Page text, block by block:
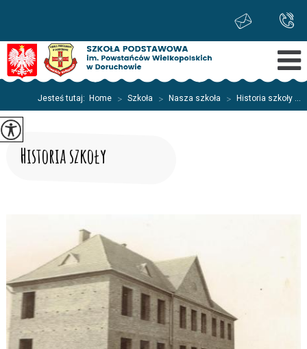
Jesteś tutaj: Home > Szkoła > Nasza szkoła > Historia szkoły ...
Historia szkoły